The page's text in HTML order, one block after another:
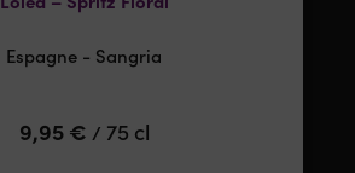
Espagne - Sangria
9,95 € / 75 cl